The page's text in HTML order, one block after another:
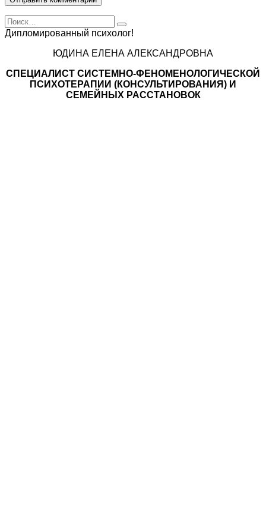
Search
for:
Дипломированный психолог!
ЮДИНА ЕЛЕНА АЛЕКСАНДРОВНА
СПЕЦИАЛИСТ CИСТЕМНО-ФЕНОМЕНОЛОГИЧЕСКОЙ
ПСИХОТЕРАПИИ (КОНСУЛЬТИРОВАНИЯ) И
СЕМЕЙНЫХ РАССТАНОВОК